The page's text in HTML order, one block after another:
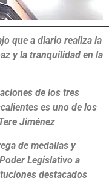
que a diario realiza la
y la tranquilidad en la
de los tres
es uno de los
Jiménez
de medallas y
Legislativo a
destacados